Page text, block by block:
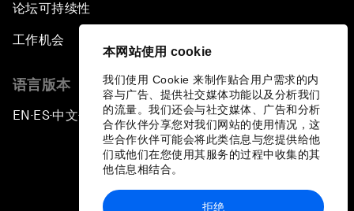
本网站使用 cookie
我们使用 Cookie 来制作贴合用户需求的内
容与广告、提供社交媒体功能以及分析我们
的流量。我们还会与社交媒体、广告和分析
合作伙伴分享您对我们网站的使用情况，这
些合作伙伴可能会将此类信息与您提供给他
们或他们在您使用其服务的过程中收集的其
他信息相结合。
拒绝
论坛可持续性
工作机会
语言版本
EN ▪ES▪中文▪ 日本語